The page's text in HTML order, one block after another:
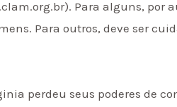
Para alguns,
Para outros, deve ser
perdeu seus poderes de